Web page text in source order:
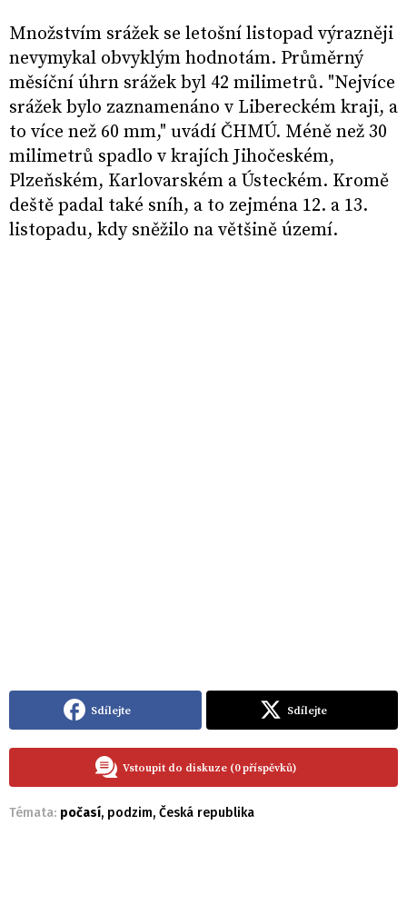
Množstvím srážek se letošní listopad výrazněji
nevymykal obvyklým hodnotám. Průměrný
měsíční úhrn srážek byl 42 milimetrů. "Nejvíce
srážek bylo zaznamenáno v Libereckém kraji, a
to více než 60 mm," uvádí ČHMÚ. Méně než 30
milimetrů spadlo v krajích Jihočeském,
Plzeňském, Karlovarském a Ústeckém. Kromě
deště padal také sníh, a to zejména 12. a 13.
listopadu, kdy sněžilo na většině území.
Sdílejte Sdílejte
Vstoupit do diskuze (0 příspěvků)
Témata: počasí, podzim, Česká republika